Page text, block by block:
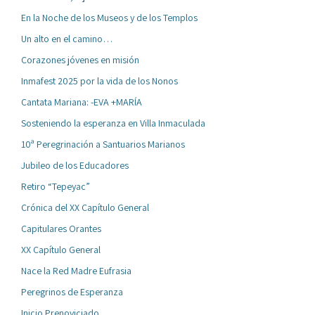
En la Noche de los Museos y de los Templos
Un alto en el camino…
Corazones jóvenes en misión
Inmafest 2025 por la vida de los Nonos
Cantata Mariana: -EVA +MARÍA
Sosteniendo la esperanza en Villa Inmaculada
10ª Peregrinación a Santuarios Marianos
Jubileo de los Educadores
Retiro “Tepeyac”
Crónica del XX Capítulo General
Capitulares Orantes
XX Capítulo General
Nace la Red Madre Eufrasia
Peregrinos de Esperanza